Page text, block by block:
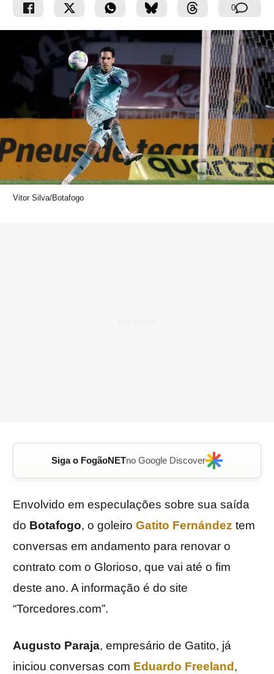
0
Vitor Silva/Botafogo
Siga o FogãoNETno Google Discover
Envolvido em especulações sobre sua saída
do Botafogo, o goleiro Gatito Fernández tem
conversas em andamento para renovar o
contrato com o Glorioso, que vai até o fim
deste ano. A informação é do site
“Torcedores.com”.
Augusto Paraja, empresário de Gatito, já
iniciou conversas com Eduardo Freeland ,